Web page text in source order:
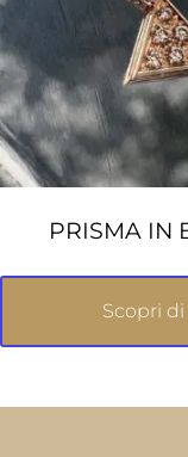
PRISMA IN
Scopri